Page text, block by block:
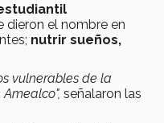
dieron el nombre en
nutrir sueños,
vulnerables de la
señalaron las